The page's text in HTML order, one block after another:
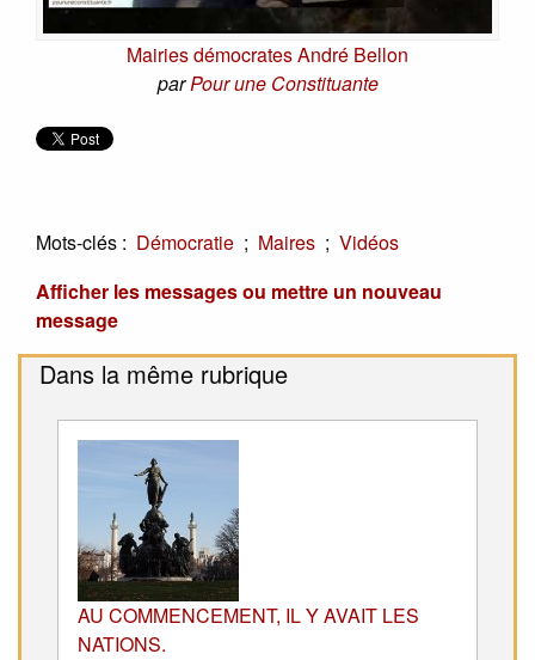
Mairies démocrates André Bellon
parPour une Constituante
Mots-clés : Démocratie ; Maires ; Vidéos
Afficher les messages ou mettre un nouveau
message
Dans la même rubrique
AU COMMENCEMENT, IL Y AVAIT LES
NATIONS.